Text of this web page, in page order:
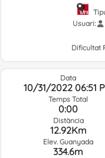
Usuari:
Dificultat
Data
10/31/2022 06:51
Temps Total
0:00
Distància
12.92Km
Elev. Guanyada
334.6m